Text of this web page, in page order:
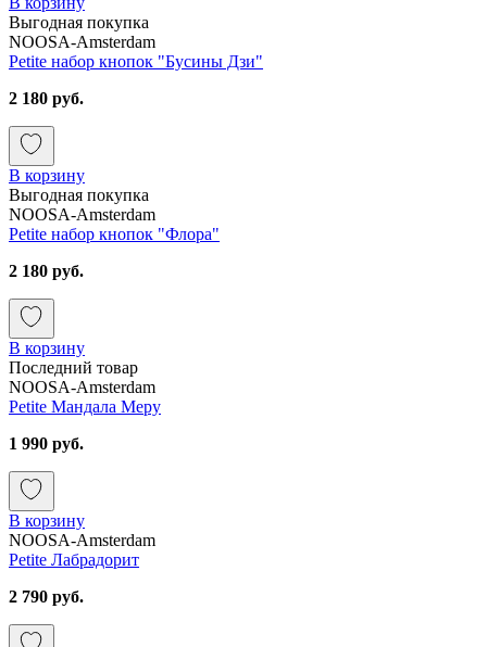
Выгодная покупка
NOOSA-Amsterdam
Petite набор кнопок "Бусины Дзи"
2 180 руб.
В корзину
Выгодная покупка
NOOSA-Amsterdam
Petite набор кнопок "Флора"
2 180 руб.
В корзину
Последний товар
NOOSA-Amsterdam
Petite Мандала Меру
1 990 руб.
В корзину
NOOSA-Amsterdam
Petite Лабрадорит
2 790 руб.